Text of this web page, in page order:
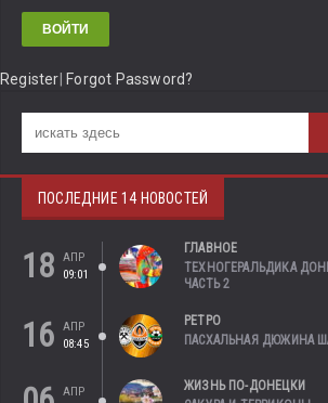
Register Forgot Password?
ПОСЛЕДНИЕ 14 НОВОСТЕЙ
18
АПР
09:01
ГЛАВНОЕ
ТЕХНОГЕРАЛЬДИКА
ЧАСТЬ 2
16
АПР
08:45
РЕТРО
ПАСХАЛЬНАЯ ДЮЖИНА
АПР
ЖИЗНЬ ПО-ДОНЕЦКИ